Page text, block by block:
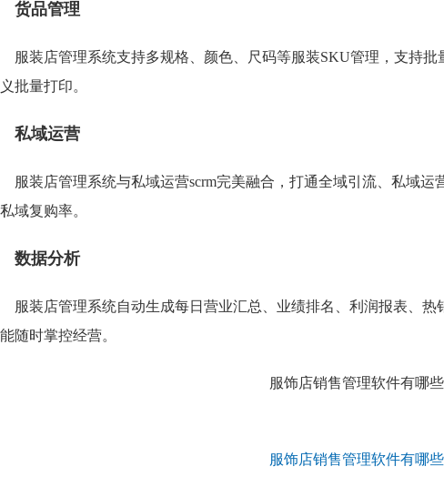
货品管理
服装店管理系统支持多规格、颜色、尺码等服装SKU管理，支持
批量打印。
私域运营
服装店管理系统与私域运营scrm完美融合，打通全域引流、私域
域复购率。
数据分析
服装店管理系统自动生成每日营业汇总、业绩排名、利润报表、
随时掌控经营。